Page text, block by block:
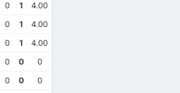
0 1
4.00
0 1
4.00
0 1
4.00
0 0
0
0 0
0